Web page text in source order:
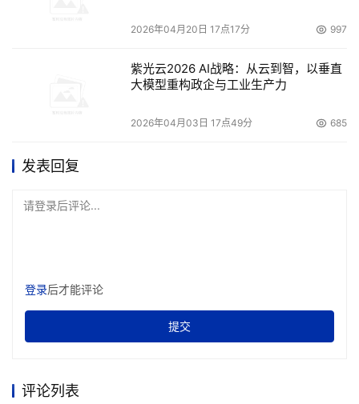
2026年04月20日 17点17分 997
紫光云2026 AI战略：从云到智，以垂直
大模型重构政企与工业生产力
2026年04月03日 17点49分 685
发表回复
请登录后评论...
登录后才能评论
提交
评论列表